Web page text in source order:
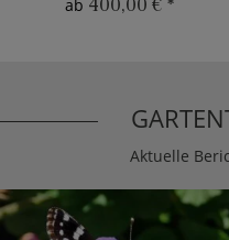
ab 400,00 € *
Aktuelle